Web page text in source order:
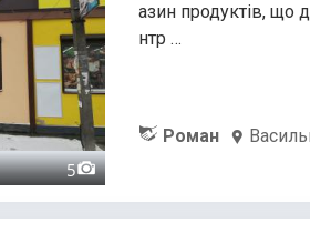
5
азин продуктів, що
нтр …
Роман